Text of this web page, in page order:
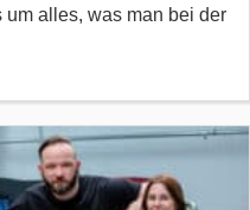
alles, was man bei der